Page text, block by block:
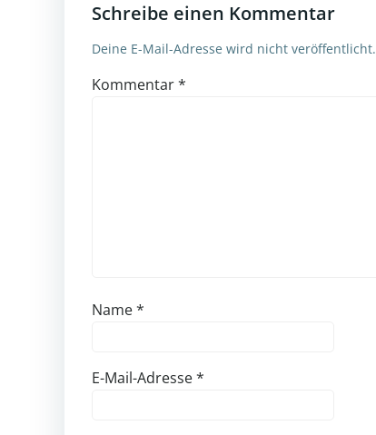
Schreibe einen Kommentar
Deine E-Mail-Adresse wird nicht veröffentlicht.
Kommentar*
Name*
E-Mail-Adresse*